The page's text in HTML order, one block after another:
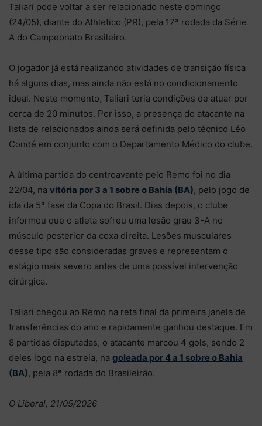
Taliari pode voltar a ser relacionado neste domingo
(24/05), diante do Athletico (PR), pela 17ª rodada da Série
A do Campeonato Brasileiro.
O jogador já está realizando atividades de transição física
há alguns dias, mas ainda não está no condicionamento
ideal. Neste momento, Taliari teria condições de atuar por
cerca de 20 minutos. Por isso, a presença do atacante na
lista de relacionados ainda será definida pelo técnico Léo
Condé em conjunto com o Departamento Médico do clube.
A última partida do centroavante pelo Remo foi no dia
22/04, na vitória por 3 a 1 sobre o Bahia (BA), pelo jogo de
ida da 5ª fase da Copa do Brasil. Dias depois, o clube
informou que o atleta sofreu uma lesão grau 3-A no
músculo posterior da coxa direita. Lesões musculares
desse tipo são consideradas graves e representam o
estágio mais severo antes de uma possível intervenção
cirúrgica.
Taliari chegou ao Remo na reta final da primeira janela de
transferências do ano e rapidamente ganhou destaque. Em
8 partidas disputadas, o atacante marcou 4 gols, sendo 2
deles logo na estreia, na goleada por 4 a 1 sobre o Bahia
(BA), pela 8ª rodada do Brasileirão.
O Liberal, 21/05/2026